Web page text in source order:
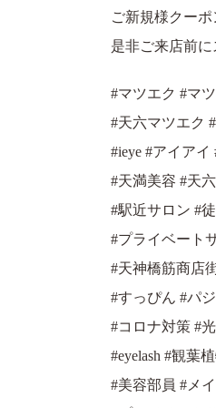
ご新規様クーポ
是非ご来店前
#マツエク #マ
#天六マツエク
#ieye #アイアイ
#天満美容 #天
#駅近サロン #
#プライベート
#天神橋筋商店
#すっぴん #パ
#コロナ対策 #
#eyelash #観葉
#美容部員 #メ